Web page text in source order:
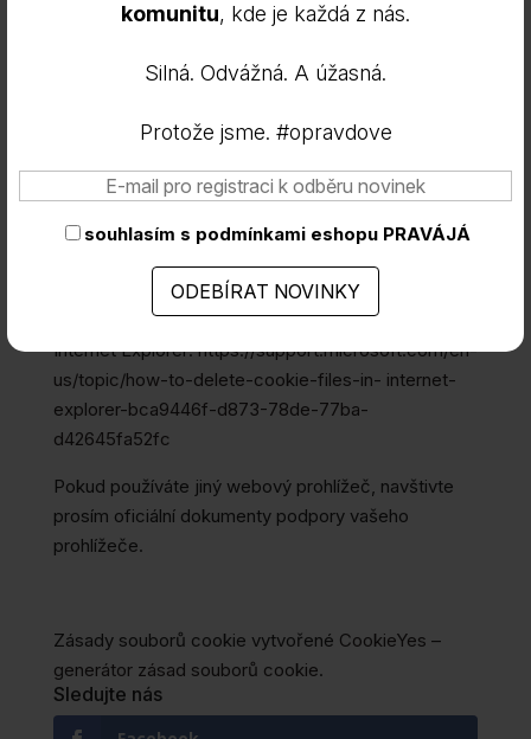
komunitu, kde je každá z nás.
Silná. Odvážná. A úžasná.
Protože jsme. #opravdove
souhlasím s podmínkami eshopu PRAVÁJÁ
prohlížečů.
https://support.apple.com/en-
in/guide/safari/sfri11471/mac
cookies-and-site-data-firefox?
redirectslug=delete-cookies-remove-info-
websites- uloženo&redirectlocale=en-US
Internet Explorer:https://support.microsoft.com/en-
us/topic/how-to-delete-cookie-files-in- internet-
explorer-bca9446f-d873-78de-77ba-
d42645fa52fc
Pokud používáte jiný webový prohlížeč, navštivte
prosím oficiální dokumenty podpory vašeho
prohlížeče.
Zásady souborů cookie vytvořené CookieYes –
generátor zásad souborů cookie.
Sledujte nás